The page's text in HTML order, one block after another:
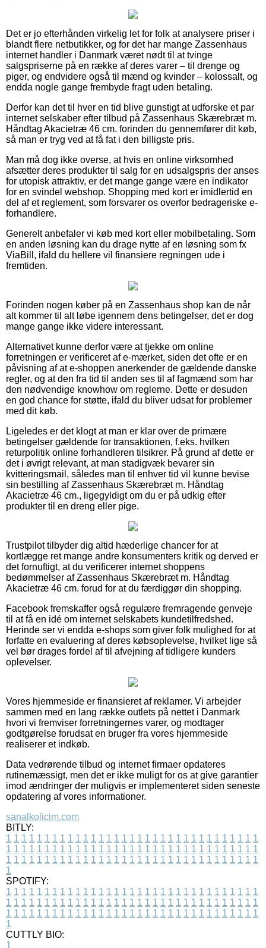
Det er jo efterhånden virkelig let for folk at analysere priser i
blandt flere netbutikker, og for det har mange Zassenhaus
internet handler i Danmark været nødt til at tvinge
salgspriserne på en række af deres varer – til drenge og
piger, og endvidere også til mænd og kvinder – kolossalt, og
endda nogle gange frembyde fragt uden betaling.
Derfor kan det til hver en tid blive gunstigt at udforske et par
internet selskaber efter tilbud på Zassenhaus Skærebræt m.
Håndtag Akacietræ 46 cm. forinden du gennemfører dit køb,
så man er tryg ved at få fat i den billigste pris.
Man må dog ikke overse, at hvis en online virksomhed
afsætter deres produkter til salg for en udsalgspris der anses
for utopisk attraktiv, er det mange gange være en indikator
for en svindel webshop. Shopping med kort er imidlertid en
del af et reglement, som forsvarer os overfor bedrageriske e-
forhandlere.
Generelt anbefaler vi køb med kort eller mobilbetaling. Som
en anden løsning kan du drage nytte af en løsning som fx
ViaBill, ifald du hellere vil finansiere regningen ude i
fremtiden.
Forinden nogen køber på en Zassenhaus shop kan de når
alt kommer til alt løbe igennem dens betingelser, det er dog
mange gange ikke videre interessant.
Alternativet kunne derfor være at tjekke om online
forretningen er verificeret af e-mærket, siden det ofte er en
påvisning af at e-shoppen anerkender de gældende danske
regler, og at den fra tid til anden ses til af fagmænd som har
den nødvendige knowhow om reglerne. Dette er desuden
en god chance for støtte, ifald du bliver udsat for problemer
med dit køb.
Ligeledes er det klogt at man er klar over de primære
betingelser gældende for transaktionen, f.eks. hvilken
returpolitik online forhandleren tilsikrer. På grund af dette er
det i øvrigt relevant, at man stadigvæk bevarer sin
kvitteringsmail, således man til enhver tid vil kunne bevise
sin bestilling af Zassenhaus Skærebræt m. Håndtag
Akacietræ 46 cm., ligegyldigt om du er på udkig efter
produkter til en dreng eller pige.
Trustpilot tilbyder dig altid hæderlige chancer for at
kortlægge ret mange andre konsumenters kritik og derved er
det fornuftigt, at du verificerer internet shoppens
bedømmelser af Zassenhaus Skærebræt m. Håndtag
Akacietræ 46 cm. forud for at du færdiggør din shopping.
Facebook fremskaffer også regulære fremragende genveje
til at få en idé om internet selskabets kundetilfredshed.
Herinde ser vi endda e-shops som giver folk mulighed for at
forfatte en evaluering af deres købsoplevelse, hvilket lige så
vel bør drages fordel af til afvejning af tidligere kunders
oplevelser.
Vores hjemmeside er finansieret af reklamer. Vi arbejder
sammen med en lang række outlets på nettet i Danmark
hvori vi fremviser forretningernes varer, og modtager
godtgørelse forudsat en bruger fra vores hjemmeside
realiserer et indkøb.
Data vedrørende tilbud og internet firmaer opdateres
rutinemæssigt, men det er ikke muligt for os at give garantier
imod ændringer der muligvis er implementeret siden seneste
opdatering af vores informationer.
sanalkolicim.com
BITLY:
1 1 1 1 1 1 1 1 1 1 1 1 1 1 1 1 1 1 1 1 1 1 1 1 1 1 1 1 1 1 1 1 1
1 1 1 1 1 1 1 1 1 1 1 1 1 1 1 1 1 1 1 1 1 1 1 1 1 1 1 1 1 1 1 1 1
1 1 1 1 1 1 1 1 1 1 1 1 1 1 1 1 1 1 1 1 1 1 1 1 1 1 1 1 1 1 1 1 1
1
SPOTIFY:
1 1 1 1 1 1 1 1 1 1 1 1 1 1 1 1 1 1 1 1 1 1 1 1 1 1 1 1 1 1 1 1 1
1 1 1 1 1 1 1 1 1 1 1 1 1 1 1 1 1 1 1 1 1 1 1 1 1 1 1 1 1 1 1 1 1
1 1 1 1 1 1 1 1 1 1 1 1 1 1 1 1 1 1 1 1 1 1 1 1 1 1 1 1 1 1 1 1 1
1
CUTTLY BIO:
1